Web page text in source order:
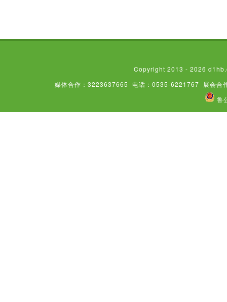
Copyright 2013 - 2026
媒体合作：3223637665
电话：0535-6221767 展会合
鲁